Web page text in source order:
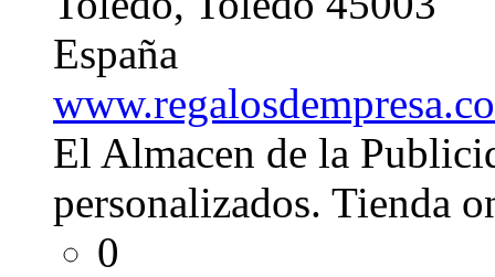
España
El Almacen de la
personalizados. Tienda
0